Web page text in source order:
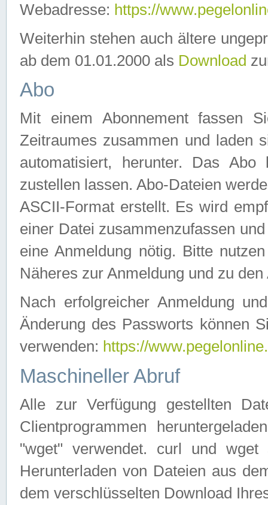
Webadresse: https://
Weiterhin stehen auch ältere
ab dem 01.01.2000 als Download
Abo
Mit einem Abonnement fassen
Zeitraumes zusammen und laden
automatisiert, herunter. Das
zustellen lassen. Abo-Dateien
ASCII-Format erstellt. Es wird
einer Datei zusammenzufassen
eine Anmeldung nötig. Bitte
Näheres zur Anmeldung und zu
Nach erfolgreicher Anmeldung
Änderung des Passworts können
verwenden: https://
Maschineller Abruf
Alle zur Verfügung gestellten
Clientprogrammen
"wget" verwendet. curl und wget
Herunterladen von Dateien aus
dem verschlüsselten Download